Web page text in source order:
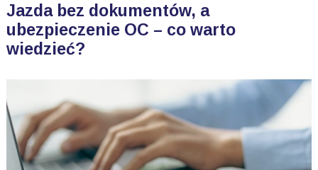
Jazda bez dokumentów, a
ubezpieczenie OC – co warto
wiedzieć?